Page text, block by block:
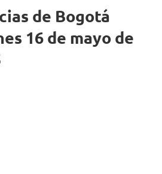
de Bogotá
16 de mayo de